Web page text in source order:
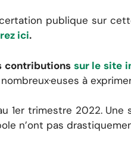
publique sur
ici.
contributions sur le site
à
1er trimestre 2022. Une
n’ont pas